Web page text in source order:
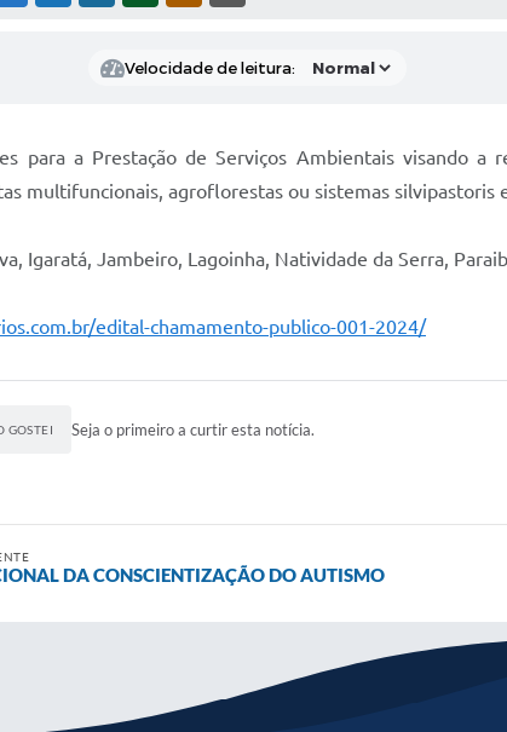
Velocidade de leitura:
para a Prestação de Serviços Ambientais visando
multifuncionais, agroflorestas ou sistemas silvipastoris
Igaratá, Jambeiro, Lagoinha, Natividade da Serra,
edital-chamamento-publico-001-2024/
GOSTEI Seja o primeiro a curtir esta notícia.
DA CONSCIENTIZAÇÃO DO AUTISMO